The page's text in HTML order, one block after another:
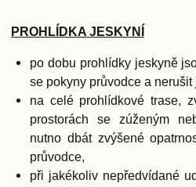
PROHLÍDKA JESKYNÍ
po dobu prohlídky jeskyně
se pokyny průvodce a nerušit
na celé prohlídkové trase,
prostorách se zúženým
nutno dbát zvýšené
průvodce,
při jakékoliv nepředvídané